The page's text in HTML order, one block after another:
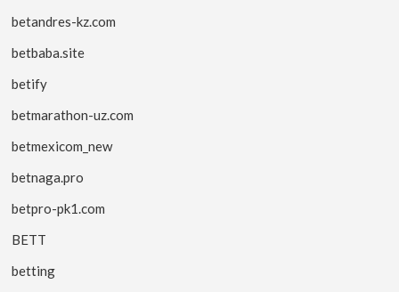
betandres-kz.com
betbaba.site
betify
betmarathon-uz.com
betmexicom_new
betnaga.pro
betpro-pk1.com
BETT
betting